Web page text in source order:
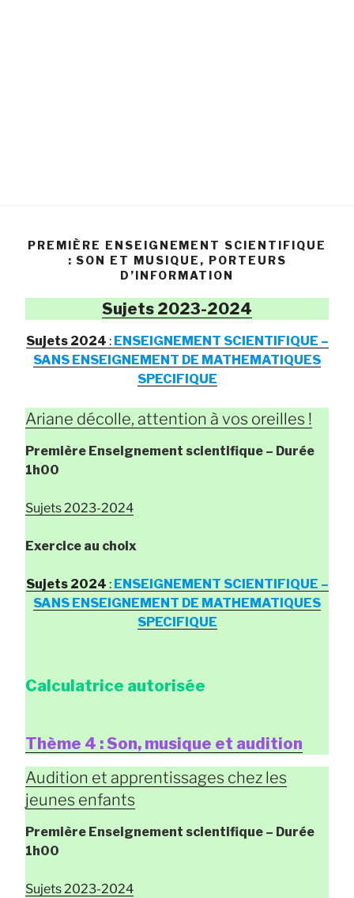
PREMIÈRE ENSEIGNEMENT SCIENTIFIQUE
: SON ET MUSIQUE, PORTEURS
D’INFORMATION
Sujets 2023-2024
Sujets 2024 : ENSEIGNEMENT SCIENTIFIQUE –
SANS ENSEIGNEMENT DE MATHEMATIQUES
SPECIFIQUE
Ariane décolle, attention à vos oreilles !
Première Enseignement scientifique – Durée
1h00
Sujets 2023-2024
Exercice au choix
Sujets 2024 : ENSEIGNEMENT SCIENTIFIQUE –
SANS ENSEIGNEMENT DE MATHEMATIQUES
SPECIFIQUE
Calculatrice autorisée
Thème 4 : Son, musique et audition
Audition et apprentissages chez les
jeunes enfants
Première Enseignement scientifique – Durée
1h00
Sujets 2023-2024